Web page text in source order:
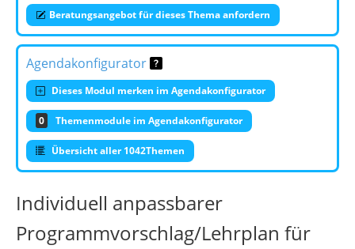
Beratungsangebot für dieses Thema anfordern
Agendakonfigurator
Dieses Modul merken im Agendakonfigurator
0 Themenmodule im Agendakonfigurator
Übersicht aller 1042Themen
Individuell anpassbarer
Programmvorschlag/Lehrplan für